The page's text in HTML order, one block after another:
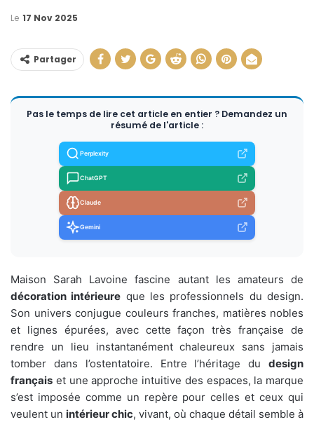
Le 17 Nov 2025
Partager
Pas le temps de lire cet article en entier ? Demandez un
résumé de l'article :
Perplexity
ChatGPT
Claude
Gemini
Maison Sarah Lavoine fascine autant les amateurs de
décoration intérieure que les professionnels du design.
Son univers conjugue couleurs franches, matières nobles
et lignes épurées, avec cette façon très française de
rendre un lieu instantanément chaleureux sans jamais
tomber dans l’ostentatoire. Entre l’héritage du design
français et une approche intuitive des espaces, la marque
s’est imposée comme un repère pour celles et ceux qui
veulent un intérieur chic, vivant, où chaque détail semble à